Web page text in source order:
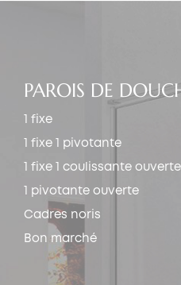
PAROIS DE
1 fixe
1 fixe 1 pivotante
1 fixe 1 coulissante ouverte
1 pivotante ouverte
Cadres noris
Bon marché